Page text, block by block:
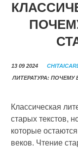
13 09 2024
ЛИТЕРАТУРА:
Классическая
старых текстов,
которые
веков. Чтение